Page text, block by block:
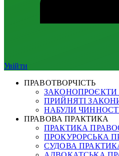
Увійти
ПРАВОТВОРЧІСТЬ
ЗАКОНОПРОЄКТИ
ПРИЙНЯТІ
НАБУЛИ
ПРАВОВА ПРАКТИКА
ПРАКТИКА
ПРОКУРОРСЬКА
СУДОВА